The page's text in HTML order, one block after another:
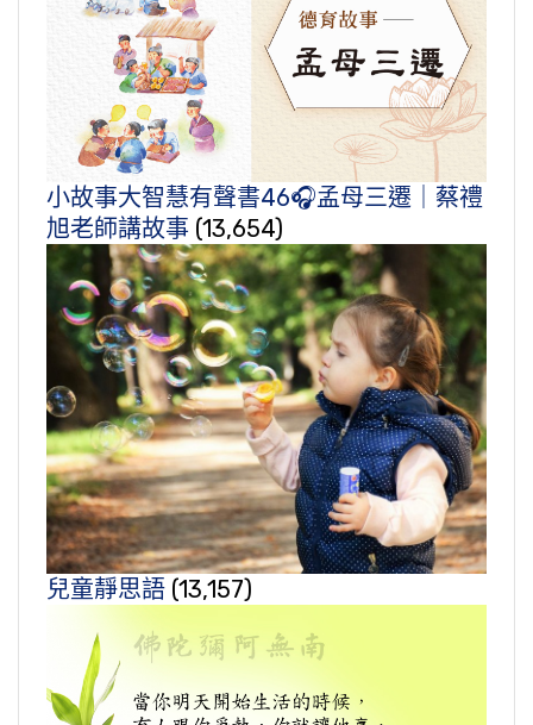
小故事大智慧有聲書46🎧孟母三遷｜蔡禮
旭老師講故事 (13,654)
兒童靜思語 (13,157)